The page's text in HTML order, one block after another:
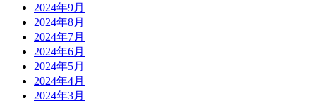
2024年9月
2024年8月
2024年7月
2024年6月
2024年5月
2024年4月
2024年3月